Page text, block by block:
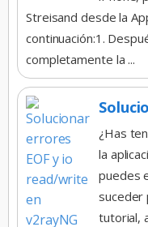
Streisand desde la
continuación:1.
completamente la ...
¿Has
la
puedes
suceder
tutorial,